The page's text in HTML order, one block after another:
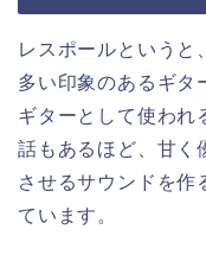
レスポールというと
多い印象のあるギタ
ギターとして使われ
話もあるほど、甘く
させるサウンドを作
ています。